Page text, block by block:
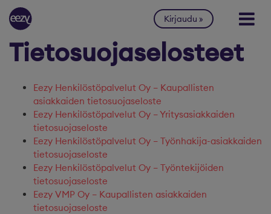
Siirry sisältöön
Kirjaudu
Tietosuojaselosteet
Eezy Henkilöstöpalvelut Oy – Kaupallisten
asiakkaiden tietosuojaseloste
Eezy Henkilöstöpalvelut Oy – Yritysasiakkaiden
tietosuojaseloste
Eezy Henkilöstöpalvelut Oy – Työnhakija-asiakkaiden
tietosuojaseloste
Eezy Henkilöstöpalvelut Oy – Työntekijöiden
tietosuojaseloste
Eezy VMP Oy – Kaupallisten asiakkaiden
tietosuojaseloste